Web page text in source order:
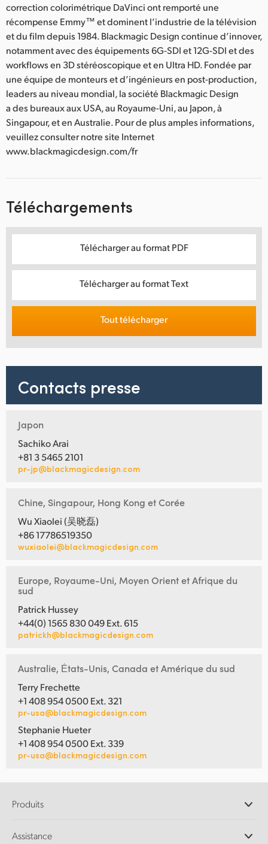
correction colorimétrique DaVinci ont remporté une
récompense Emmy™ et dominent l’industrie de la télévision
et du film depuis 1984. Blackmagic Design continue d’innover,
notamment avec des équipements 6G-SDI et 12G-SDI et des
workflows en 3D stéréoscopique et en Ultra HD. Fondée par
une équipe de monteurs et d’ingénieurs en post-production,
leaders au niveau mondial, la société Blackmagic Design
a des bureaux aux USA, au Royaume-Uni, au Japon, à
Singapour, et en Australie. Pour de plus amples informations,
veuillez consulter notre site Internet
www.blackmagicdesign.com/fr
Téléchargements
Télécharger au format PDF
Télécharger au format Text
Tout télécharger
Contacts presse
Japon
Sachiko Arai
+81 3 5465 2101
pr-jp@blackmagicdesign.com
Chine, Singapour, Hong Kong et Corée
Wu Xiaolei (吴晓磊)
+86 17786519350
wuxiaolei@blackmagicdesign.com
Europe, Royaume-Uni, Moyen Orient et Afrique du
sud
Patrick Hussey
+44(0) 1565 830 049 Ext. 615
patrickh@blackmagicdesign.com
Australie, Ėtats-Unis, Canada et Amérique du sud
Terry Frechette
+1 408 954 0500 Ext. 321
pr-usa@blackmagicdesign.com
Stephanie Hueter
+1 408 954 0500 Ext. 339
pr-usa@blackmagicdesign.com
Produits
Logiciels DaVinci Resolve et Fusion
Assistance